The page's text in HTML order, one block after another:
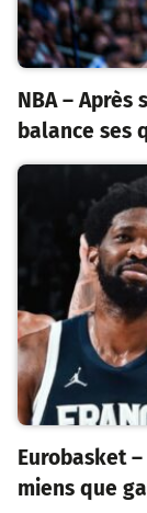
NBA – Après
balance ses
Eurobasket
miens que